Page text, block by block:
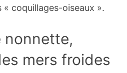
« coquillages-oiseaux ».
nonnette,
mers froides